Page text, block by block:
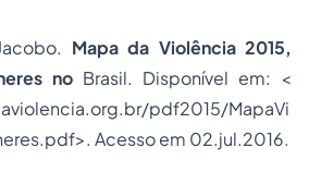
Mapa da Violência 2015,
no Brasil. Disponível em: <
pdf2015/MapaVi
Acesso em 02.jul.2016.